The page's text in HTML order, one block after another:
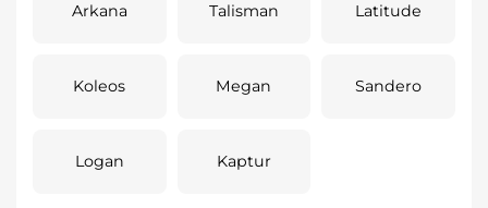
Arkana Talisman Latitude
Koleos Megan Sandero
Logan Kaptur